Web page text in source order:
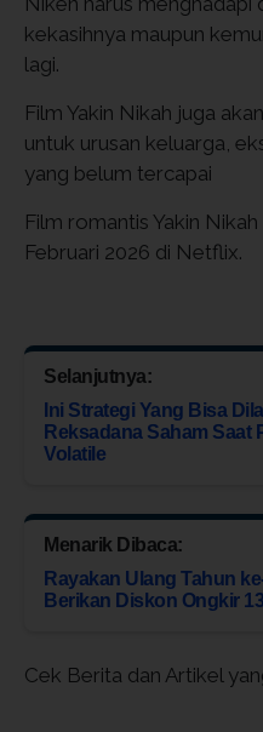
kekasihnya maupun
lagi.
Film Yakin Nikah juga
untuk urusan keluarga,
yang belum tercapai
Film romantis Yakin
Februari 2026 di Netflix.
Selanjutnya:
Ini Strategi Yang Bisa
Reksadana Saham Saat
Volatile
Menarik Dibaca:
Rayakan Ulang Tahun
Berikan Diskon Ongkir
Cek Berita dan Artikel